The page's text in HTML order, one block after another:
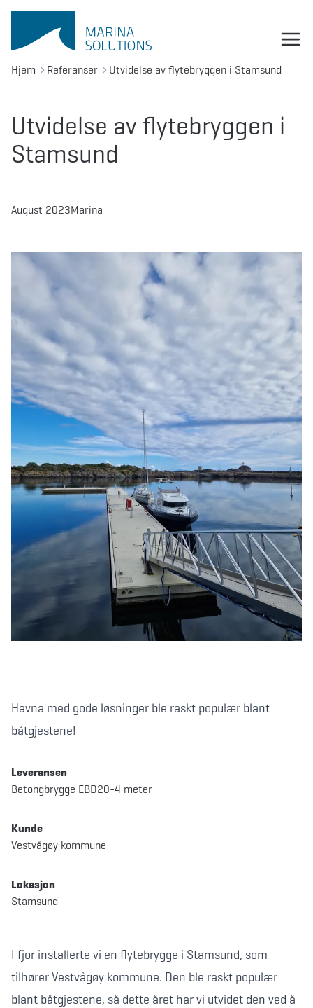
Hjem Referanser Utvidelse av flytebryggen i Stamsund
Utvidelse av flytebryggen i
Stamsund
August 2023Marina
Havna med gode løsninger ble raskt populær blant
båtgjestene!
Leveransen
Betongbrygge EBD20-4 meter
Kunde
Vestvågøy kommune
Lokasjon
Stamsund
I fjor installerte vi en flytebrygge i Stamsund, som
tilhører Vestvågøy kommune. Den ble raskt populær
blant båtgjestene, så dette året har vi utvidet den ved å